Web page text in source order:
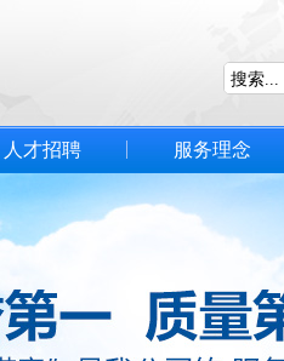
人才招聘 服务理念